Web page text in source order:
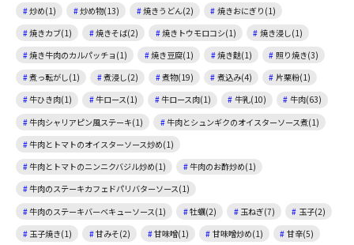
炒め(1)
炒め物(13) 焼きうどん(2)
焼きおにぎり(1)
焼きカブ(1)
焼きそば(2) 焼きトウモロコシ(1)
焼き浸し(1)
焼き牛肉のカルパッチョ(1)
焼き豆腐(1) 焼き麩(1)
照り焼き(3)
煮っ転がし(1)
煮浸し(2) 煮物(19) 煮込み(4)
片栗粉(1)
牛ひき肉(1)
牛ロース(1) 牛ロース肉(1) 牛乳(10)
牛肉(63)
牛肉シャリアピン風ステーキ(1)
牛肉とシュンギクのオイスターソース煮(1)
牛肉とトマトのオイスターソース炒め(1)
牛肉とトマトのニンニクバジル炒め(1)
牛肉のお酢炒め(1)
牛肉のステーキカフェドパリバターソース(1)
牛肉のステーキバーベキューソース(1)
牡蠣(2) 玉ねぎ(7)
玉子(2)
玉子焼き(1)
甘みそ(2) 甘味噌(1) 甘味噌炒め(1)
甘辛(5)